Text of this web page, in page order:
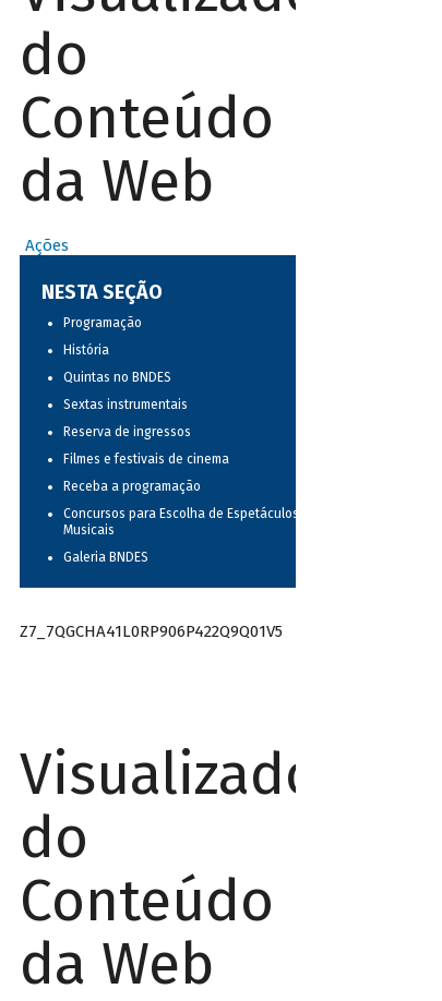
do
Conteúdo
da Web
Ações
NESTA SEÇÃO
Programação
História
Quintas no BNDES
Sextas instrumentais
Reserva de ingressos
Filmes e festivais de cinema
Receba a programação
Concursos para Escolha de Espetáculos
Musicais
Galeria BNDES
Z7_7QGCHA41L0RP906P422Q9Q01V5
Visualizador
do
Conteúdo
da Web